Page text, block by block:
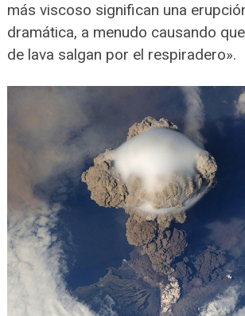
más viscoso significan una
dramática, a menudo causando
de lava salgan por el respiradero».